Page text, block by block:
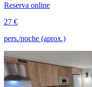
Reserva online
27 €
pers./noche (aprox.)